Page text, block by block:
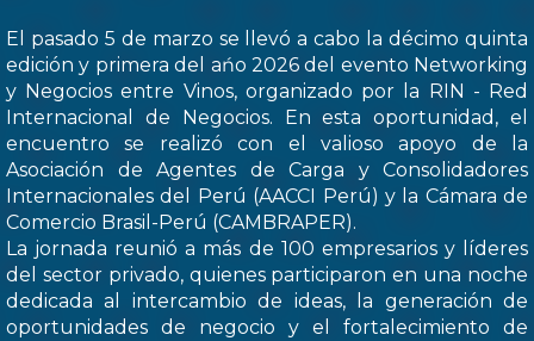
El pasado 5 de marzo se llevó a cabo la décimo quinta
edición y primera del ańo 2026 del evento Networking
y Negocios entre Vinos, organizado por la RIN - Red
Internacional de Negocios. En esta oportunidad, el
encuentro se realizó con el valioso apoyo de la
Asociación de Agentes de Carga y Consolidadores
Internacionales del Perú (AACCI Perú) y la Cámara de
Comercio Brasil-Perú (CAMBRAPER).
La jornada reunió a más de 100 empresarios y líderes
del sector privado, quienes participaron en una noche
dedicada al intercambio de ideas, la generación de
oportunidades de negocio y el fortalecimiento de